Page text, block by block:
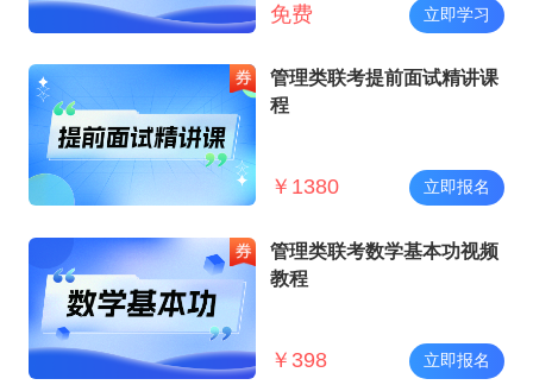
免费 立即学习
管理类联考提前面试精讲课
程
￥ 1380 立即报名
管理类联考数学基本功视频
教程
￥ 398 立即报名